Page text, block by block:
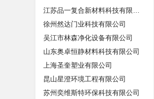
徐州然达门业科技有限公司
吴江市林森净化设备有限公司
山东奥卓恒静材料科技有限公司
上海圣奎塑业有限公司
昆山星澄环境工程有限公司
苏州奕维斯特环保科技有限公司